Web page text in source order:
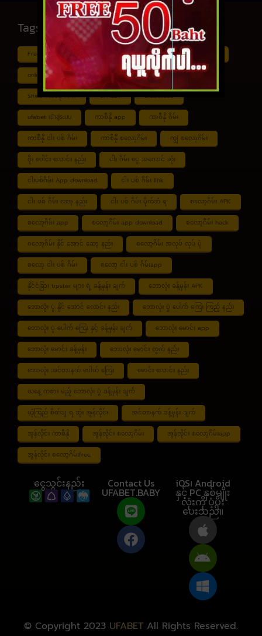
Tags
Free ငါး ပစ် ဂိမ်း Myanmar ကာစီနို Online ငါး ဂိမ်း apk
online ငါး ပစ် ဂိမ်းapp Shan Koe Mee ငါး ပစ် ဂိမ်း
Shwe ကာစီနို APK UFABET ufabet888
ufabet เข้าสู่ระบบ ကာစီနို app ကာစီနို ဂိမ်း
ကာစီနို ငါး ပစ် ဂိမ်း ကာစီနို စလော့ဂိမ်း ကျွဲ စလော့ဂိမ်း
ဂိုး ပေါင်း လောင်း နည်း ငါး ဂိမ်း ငွေ အကောင် ဆုံး
ငါးပစ်ဂိမ်း App download ငါး ပစ် ဂိမ်း link
ငါး ပစ် ဂိမ်း ဆော့ နည်း ငါး ပစ် ဂိမ်း ပိုက်ဆံ ရ စလော့ဂိမ်း APK
စလော့ဂိမ်း app စလော့ဂိမ်း app download စလော့ဂိမ်း hack
စလော့ဂိမ်း နိုင် အောင် ဆော့ နည်း စလော့ဂိမ်း အလုပ် လုပ် ပုံ
စလော့ ငါး ပစ် ဂိမ်း စလော့ ငါး ပစ် ဂိမ်းapp
နိုင်ငံခြား tipster များ ရဲ့ ခန့်မှန်း ချက် ဘောလုံး ခန့်မှန်း APK
ဘောလုံး ပွဲ နိုင် အောင် လောင်း နည်း ဘောလုံး ပွဲ ပေါက် ကြေး ကြည့် နည်း
ဘောလုံး ပွဲ ပေါက် ကြေး နှင့် ခန့်မှန်း ချက် ဘောလုံး မောင်း app
ဘောလုံး မောင်း ခန့်မှန်း ဘောလုံး မောင်း တွက် နည်း
ဘောလုံး အင်တာနက် ပေါက် ကြေး မောင်း လောင်း နည်း
ယနေ့ ကစား မည့် ဘောလုံး ပွဲ ခန့်မှန်း ချက်
ယုံကြည် စိတ်ချ ရ ဆုံး အွန်လိုင်း အင်တာနက် ခန့်မှန်း ချက်
အွန်လိုင်း ကာစီနို အွန်လိုင်း စလော့ဂိမ်း အွန်လိုင်း စလော့ဂိမ်းapp
အွန်လိုင်း စလော့ဂိမ်းfree
ငွေသွင်းနည်း Contact Us
UFABET.BABY
iOS၊ Android
နှင့် PC နှစ်မျိုး
လုံးကို ပံ့ပိုး
ပေးသည်။
© Copyright 2023 UFABET All Rights Reserved.